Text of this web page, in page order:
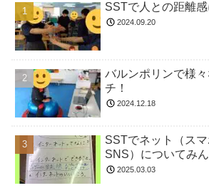
SSTで人との距離
2024.09.20
バルンポリンで様
チ！
2024.12.18
SSTでネット（スマ
SNS）についてみ
2025.03.03